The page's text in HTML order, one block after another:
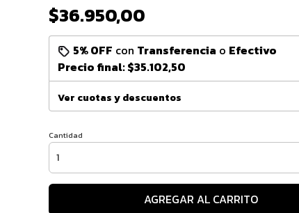
$36.950,00
5% OFF con Transferencia o Efectivo
Precio final:$35.102,50
Ver cuotas y descuentos
Cantidad
AGREGAR AL CARRITO